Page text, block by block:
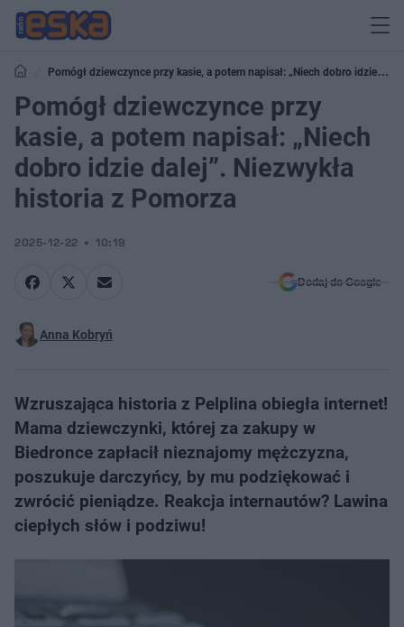
Pomógł dziewczynce przy kasie, a potem napisał: „Niech dobro idzie
dalej”. Niezwykła historia z Pomorza
Pomógł dziewczynce przy
kasie, a potem napisał: „Niech
dobro idzie dalej”. Niezwykła
historia z Pomorza
2025-12-22 10:19
Dodaj do Google
Anna Kobryń
Wzruszająca historia z Pelplina obiegła internet!
Mama dziewczynki, której za zakupy w
Biedronce zapłacił nieznajomy mężczyzna,
poszukuje darczyńcy, by mu podziękować i
zwrócić pieniądze. Reakcja internautów? Lawina
ciepłych słów i podziwu!